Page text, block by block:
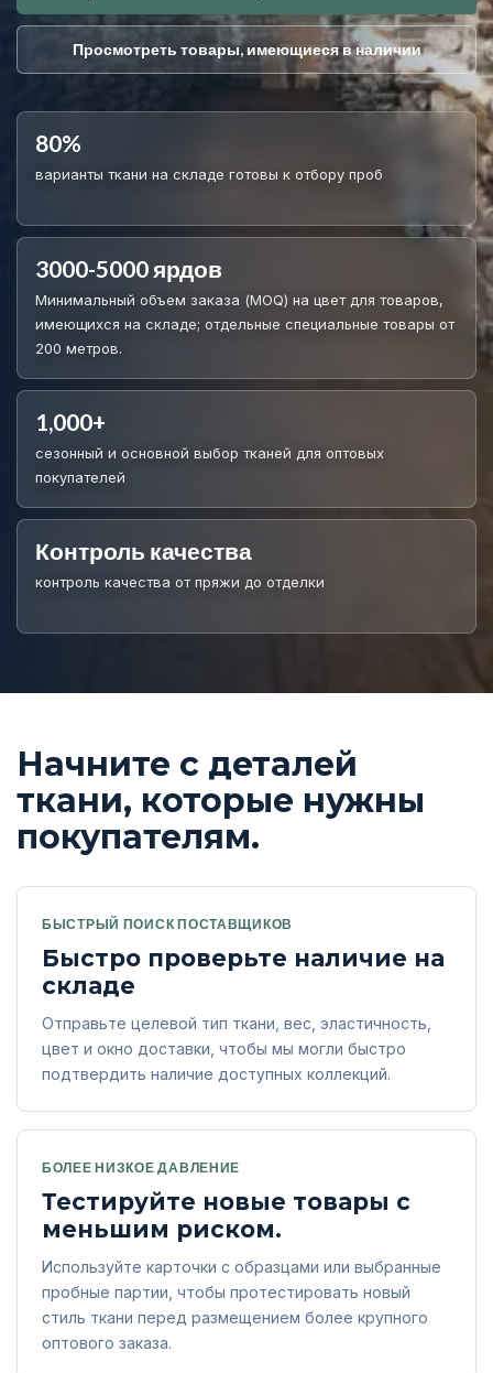
Просмотреть товары, имеющиеся в наличии
80%
варианты ткани на складе готовы к отбору проб
3000-5000 ярдов
Минимальный объем заказа (MOQ) на цвет для товаров,
имеющихся на складе; отдельные специальные товары от
200 метров.
1,000+
сезонный и основной выбор тканей для оптовых
покупателей
Контроль качества
контроль качества от пряжи до отделки
Начните с деталей
ткани, которые нужны
покупателям.
БЫСТРЫЙ ПОИСК ПОСТАВЩИКОВ
Быстро проверьте наличие на
складе
Отправьте целевой тип ткани, вес, эластичность,
цвет и окно доставки, чтобы мы могли быстро
подтвердить наличие доступных коллекций.
БОЛЕЕ НИЗКОЕ ДАВЛЕНИЕ
Тестируйте новые товары с
меньшим риском.
Используйте карточки с образцами или выбранные
пробные партии, чтобы протестировать новый
стиль ткани перед размещением более крупного
оптового заказа.